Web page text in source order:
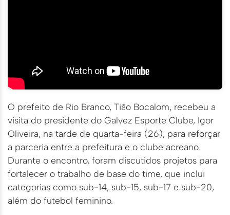
O prefeito de Rio Branco, Tião Bocalom, recebeu a
visita do presidente do Galvez Esporte Clube, Igor
Oliveira, na tarde de quarta-feira (26), para reforçar
a parceria entre a prefeitura e o clube acreano.
Durante o encontro, foram discutidos projetos para
fortalecer o trabalho de base do time, que inclui
categorias como sub-14, sub-15, sub-17 e sub-20,
além do futebol feminino.